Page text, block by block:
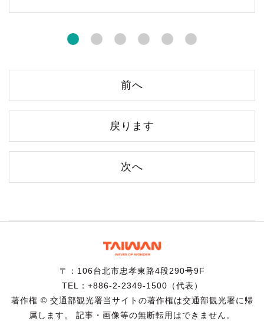
前へ
戻ります
次へ
〒：106台北市忠孝東路4段290号9F
TEL：+886-2-2349-1500（代表）
著作権 © 交通部観光署当サイトの著作権は交通部観光署に帰
属します。 記事・画像等の無断転用はできません。